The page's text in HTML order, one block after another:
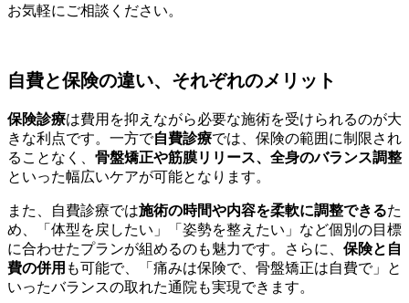
お気軽にご相談ください。
自費と保険の違い、それぞれのメリット
保険診療は費用を抑えながら必要な施術を受けられるのが大
きな利点です。一方で自費診療では、保険の範囲に制限され
ることなく、 骨盤矯正や筋膜リリース、全身のバランス調整
といった幅広いケアが可能となります。
また、自費診療では施術の時間や内容を柔軟に調整できるた
め、「体型を戻したい」「姿勢を整えたい」など個別の目標
に合わせたプランが組めるのも魅力です。さらに、 保険と自
費の併用 も可能で、「痛みは保険で、骨盤矯正は自費で」と
いったバランスの取れた通院も実現できます。